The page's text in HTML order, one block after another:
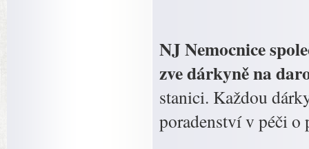
NJ Nemocnice
zve dárkyně na
stanici. Každou
poradenství v péči o